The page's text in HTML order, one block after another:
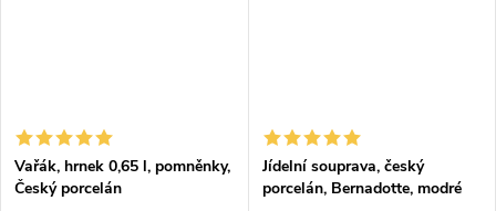
Vařák, hrnek 0,65 l, pomněnky,
Český porcelán
Jídelní souprava, český
porcelán, Bernadotte, modré